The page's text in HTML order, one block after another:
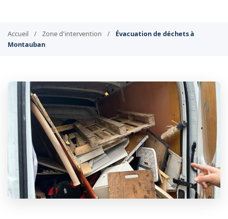
Accueil / Zone d'intervention /
Évacuation de déchets à
Montauban